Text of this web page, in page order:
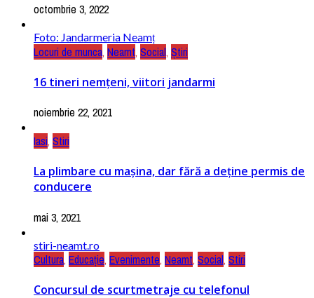
octombrie 3, 2022
Foto: Jandarmeria Neamț
Locuri de munca, Neamt, Social, Știri
16 tineri nemțeni, viitori jandarmi
noiembrie 22, 2021
Iasi, Stiri
La plimbare cu mașina, dar fără a deține permis de
conducere
mai 3, 2021
stiri-neamt.ro
Cultura, Educație, Evenimente, Neamt, Social, Stiri
Concursul de scurtmetraje cu telefonul